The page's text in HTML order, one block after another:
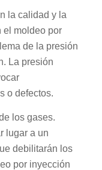
la calidad y la
el moldeo por
de la presión
La presión
o defectos.
los gases.
lugar a un
debilitarán los
por inyección